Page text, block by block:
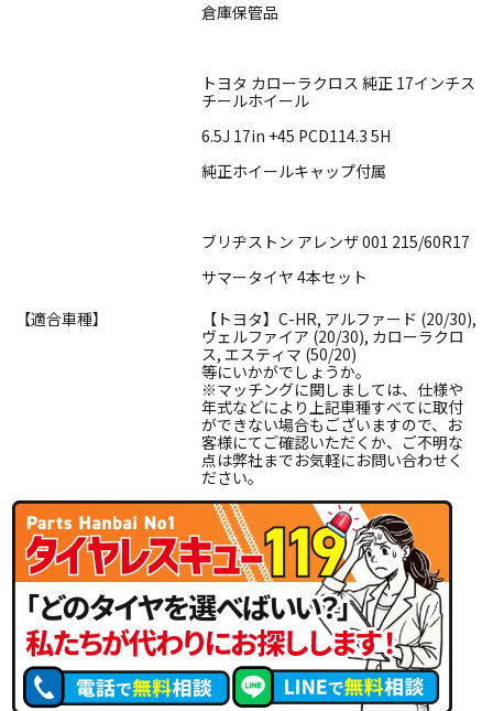
倉庫保管品
トヨタ カローラクロス 純正 17インチス
チールホイール
6.5J 17in +45 PCD114.3 5H
純正ホイールキャップ付属
ブリヂストン アレンザ 001 215/60R17
サマータイヤ 4本セット
【適合車種】
【トヨタ】C-HR, アルファード (20/30),
ヴェルファイア (20/30), カローラクロ
ス, エスティマ (50/20)
等にいかがでしょうか。
※マッチングに関しましては、仕様や
年式などにより上記車種すべてに取付
ができない場合もございますので、お
客様にてご確認いただくか、ご不明な
点は弊社までお気軽にお問い合わせく
ださい。